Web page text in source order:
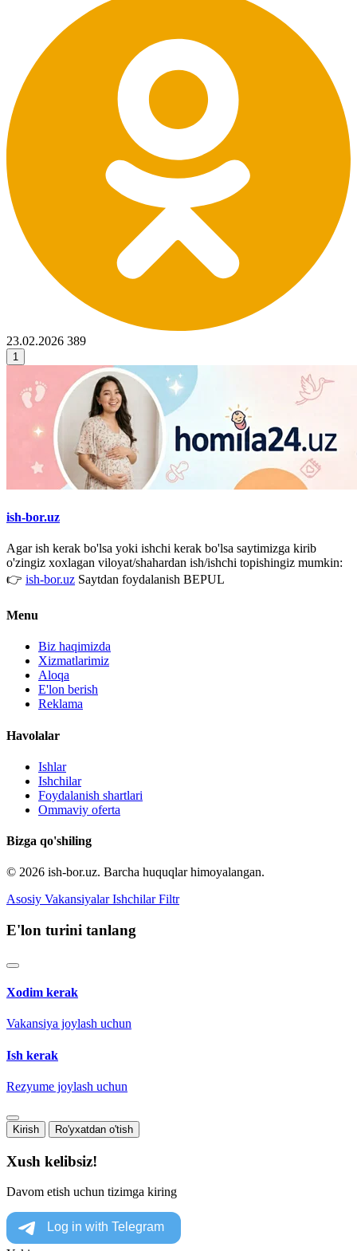
23.02.2026 389
1
ish-bor.uz
Agar ish kerak bo'lsa yoki ishchi kerak bo'lsa saytimizga kirib
o'zingiz xoxlagan viloyat/shahardan ish/ishchi topishingiz mumkin:
👉 ish-bor.uz Saytdan foydalanish BEPUL
Menu
Biz haqimizda
Xizmatlarimiz
Aloqa
E'lon berish
Reklama
Havolalar
Ishlar
Ishchilar
Foydalanish shartlari
Ommaviy oferta
Bizga qo'shiling
© 2026 ish-bor.uz. Barcha huquqlar himoyalangan.
Asosiy Vakansiyalar Ishchilar Filtr
E'lon turini tanlang
Xodim kerak
Vakansiya joylash uchun
Ish kerak
Rezyume joylash uchun
Kirish Ro'yxatdan o'tish
Xush kelibsiz!
Davom etish uchun tizimga kiring